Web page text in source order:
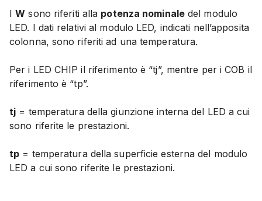
IW sono riferiti alla potenza nominaledel modulo
LED. I dati relativi al modulo LED, indicati nell’apposita
colonna, sono riferiti ad una temperatura.
Per i LED CHIP il riferimento è “tj”, mentre per i COB il
riferimento è “tp”.
tj = temperatura della giunzione interna del LED a cui
sono riferite le prestazioni.
tp = temperatura della superficie esterna del modulo
LED a cui sono riferite le prestazioni.